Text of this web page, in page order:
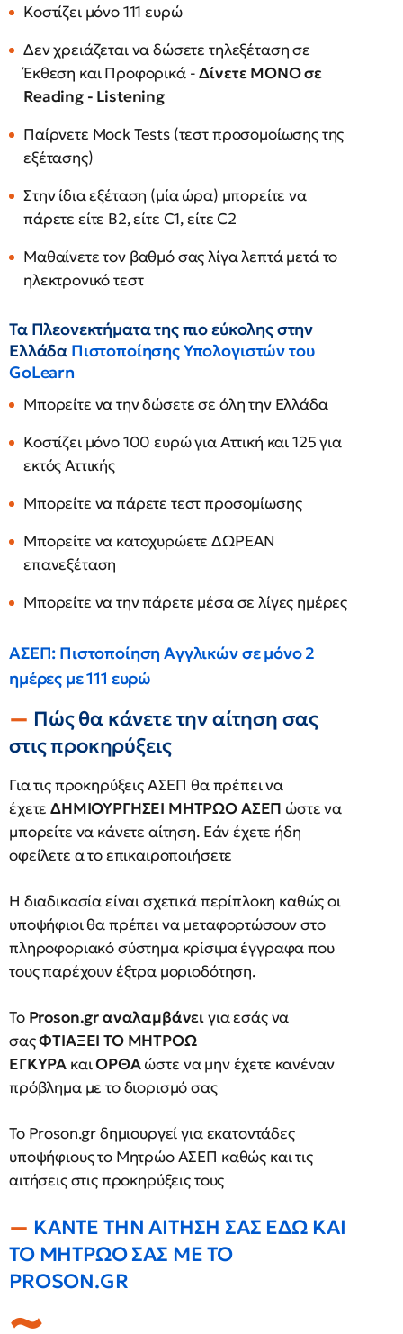
Κοστίζει μόνο 111 ευρώ
Δεν χρειάζεται να δώσετε τηλεξέταση σε
Έκθεση και Προφορικά -Δίνετε ΜΟΝΟ σε
Reading - Listening
Παίρνετε Mock Tests (τεστ προσομοίωσης της
εξέτασης)
Στην ίδια εξέταση (μία ώρα) μπορείτε να
πάρετε είτε B2, είτε C1, είτε C2
Μαθαίνετε τον βαθμό σας λίγα λεπτά μετά το
ηλεκτρονικό τεστ
Τα Πλεονεκτήματα της πιο εύκολης στην
Ελλάδα Πιστοποίησης Υπολογιστών του
GoLearn
Μπορείτε να την δώσετε σε όλη την Ελλάδα
Κοστίζει μόνο 100 ευρώ για Αττική και 125 για
εκτός Αττικής
Μπορείτε να πάρετε τεστ προσομίωσης
Μπορείτε να κατοχυρώετε ΔΩΡΕΑΝ
επανεξέταση
Μπορείτε να την πάρετε μέσα σε λίγες ημέρες
ΑΣΕΠ: Πιστοποίηση Αγγλικών σε μόνο 2
ημέρες με 111 ευρώ
Πώς θα κάνετε την αίτηση σας
στις προκηρύξεις
Για τις προκηρύξεις ΑΣΕΠ θα πρέπει να
έχετεΔΗΜΙΟΥΡΓΗΣΕΙ ΜΗΤΡΩΟ ΑΣΕΠ ώστε να
μπορείτε να κάνετε αίτηση. Εάν έχετε ήδη
οφείλετε α το επικαιροποιήσετε
Η διαδικασία είναι σχετικά περίπλοκη καθώς οι
υποψήφιοι θα πρέπει να μεταφορτώσουν στο
πληροφοριακό σύστημα κρίσιμα έγγραφα που
τους παρέχουν έξτρα μοριοδότηση.
Το Proson.gr αναλαμβάνειγια εσάς να
σαςΦΤΙΑΞΕΙ ΤΟ ΜΗΤΡΟΩ
ΕΓΚΥΡΑ καιΟΡΘΑώστε να μην έχετε κανέναν
πρόβλημα με το διορισμό σας
Το Proson.gr δημιουργεί για εκατοντάδες
υποψήφιους το Μητρώο ΑΣΕΠ καθώς και τις
αιτήσεις στις προκηρύξεις τους
ΚΑΝΤΕ ΤΗΝ ΑΙΤΗΣΗ ΣΑΣ ΕΔΩ ΚΑΙ
ΤΟ ΜΗΤΡΩΟ ΣΑΣ ΜΕ ΤΟ
PROSON.GR